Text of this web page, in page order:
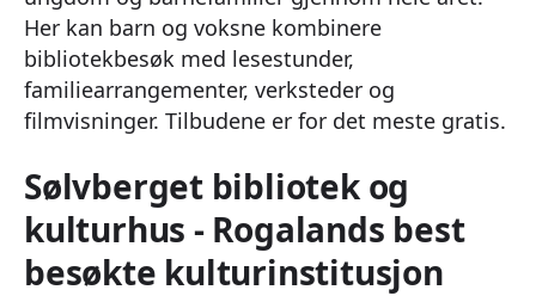
Her kan barn og voksne kombinere
bibliotekbesøk med lesestunder,
familiearrangementer, verksteder og
filmvisninger. Tilbudene er for det meste gratis.
Sølvberget bibliotek og
kulturhus - Rogalands best
besøkte kulturinstitusjon